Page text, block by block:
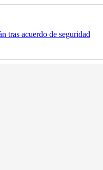
tras acuerdo de seguridad